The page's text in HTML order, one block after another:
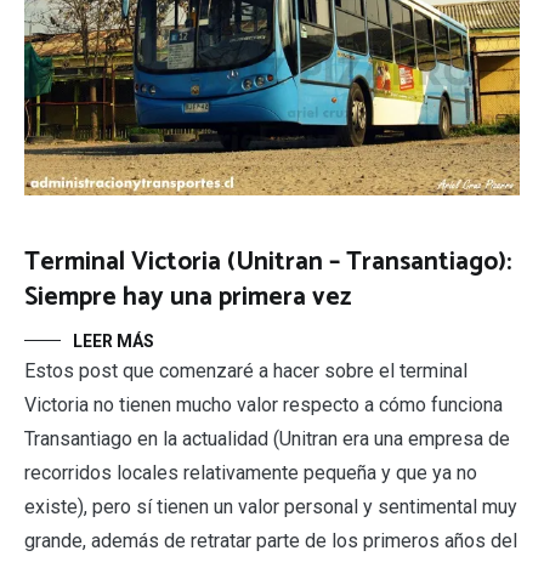
Terminal Victoria (Unitran – Transantiago):
Siempre hay una primera vez
LEER MÁS
Estos post que comenzaré a hacer sobre el terminal
Victoria no tienen mucho valor respecto a cómo funciona
Transantiago en la actualidad (Unitran era una empresa de
recorridos locales relativamente pequeña y que ya no
existe), pero sí tienen un valor personal y sentimental muy
grande, además de retratar parte de los primeros años del